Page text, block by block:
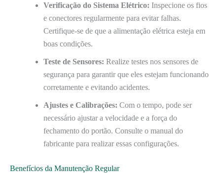
Verificação do Sistema Elétrico: Inspecione os fios
e conectores regularmente para evitar falhas.
Certifique-se de que a alimentação elétrica esteja em
boas condições.
Teste de Sensores: Realize testes nos sensores de
segurança para garantir que eles estejam funcionando
corretamente e evitando acidentes.
Ajustes e Calibrações: Com o tempo, pode ser
necessário ajustar a velocidade e a força do
fechamento do portão. Consulte o manual do
fabricante para realizar essas configurações.
Benefícios da Manutenção Regular